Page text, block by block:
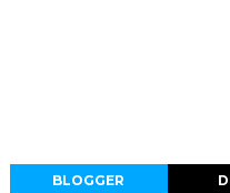
BLOGGER